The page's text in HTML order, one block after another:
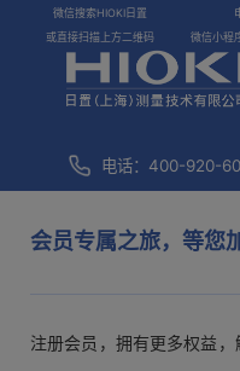
会员专属之旅，等您
注册会员，拥有更多权益
微信搜索HIOKI日置
或直接扫描上方二维码
微信小程
电话：400-920-
市场部邮箱：